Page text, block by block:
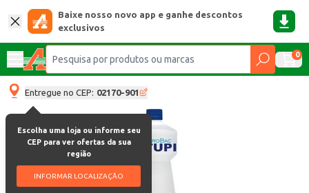
Baixe nosso novo app e ganhe descontos
exclusivos
0
Entregue no CEP: 02170-901
Escolha uma loja ou informe seu
CEP para ver ofertas da sua
região
INFORMAR LOCALIZAÇÃO